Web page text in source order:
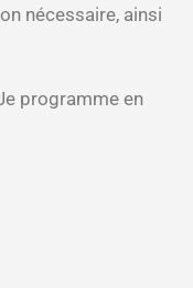
nécessaire, ainsi
programme en